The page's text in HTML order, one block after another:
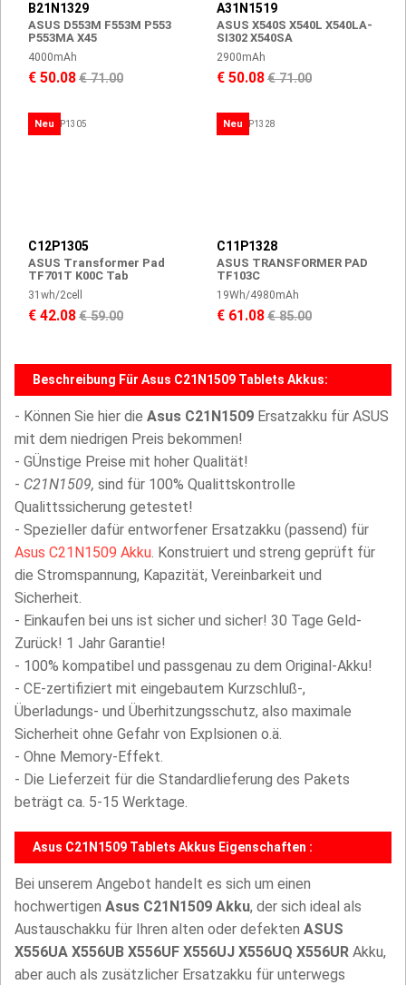
B21N1329
ASUS D553M F553M P553
P553MA X45
4000mAh
€ 50.08€ 71.00
A31N1519
ASUS X540S X540L X540LA-
SI302 X540SA
2900mAh
€ 50.08€ 71.00
Neu
C12P1305
ASUS Transformer Pad
TF701T K00C Tab
31wh/2cell
€ 42.08€ 59.00
Neu
C11P1328
ASUS TRANSFORMER PAD
TF103C
19Wh/4980mAh
€ 61.08€ 85.00
Beschreibung Für Asus C21N1509 Tablets Akkus:
- Können Sie hier die Asus C21N1509 Ersatzakku für ASUS
mit dem niedrigen Preis bekommen!
- GÜnstige Preise mit hoher Qualität!
- C21N1509, sind für 100% Qualittskontrolle
Qualittssicherung getestet!
- Spezieller dafür entworfener Ersatzakku (passend) für
Asus C21N1509 Akku. Konstruiert und streng geprüft für
die Stromspannung, Kapazität, Vereinbarkeit und
Sicherheit.
- Einkaufen bei uns ist sicher und sicher! 30 Tage Geld-
Zurück! 1 Jahr Garantie!
- 100% kompatibel und passgenau zu dem Original-Akku!
- CE-zertifiziert mit eingebautem Kurzschluß-,
Überladungs- und Überhitzungsschutz, also maximale
Sicherheit ohne Gefahr von Explsionen o.ä.
- Ohne Memory-Effekt.
- Die Lieferzeit für die Standardlieferung des Pakets
beträgt ca. 5-15 Werktage.
Asus C21N1509 Tablets Akkus Eigenschaften :
Bei unserem Angebot handelt es sich um einen
hochwertigen Asus C21N1509 Akku, der sich ideal als
Austauschakku für Ihren alten oder defekten ASUS
X556UA X556UB X556UF X556UJ X556UQ X556UR Akku,
aber auch als zusätzlicher Ersatzakku für unterwegs